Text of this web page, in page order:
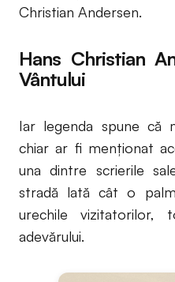
Christian Andersen.
Hans Christian
Vântului
Iar legenda spune că
chiar ar fi menționat
una dintre scrierile
stradă lată cât o
urechile vizitatorilor,
adevărului.